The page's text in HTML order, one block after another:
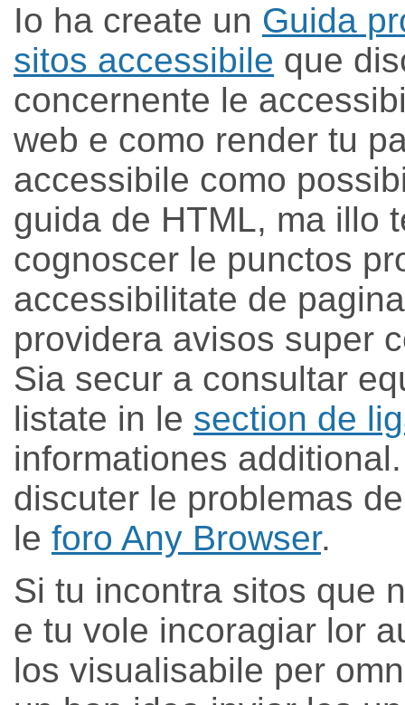
Io ha create un Guida
sitos accessibile que
concernente le
web e como render tu
accessibile como
guida de HTML, ma illo
cognoscer le punctos
accessibilitate de
providera avisos super
Sia secur a consultar
listate in le section de
informationes
discuter le problemas
le foro Any Browser.
Si tu incontra sitos que
e tu vole incoragiar lor
los visualisabile per